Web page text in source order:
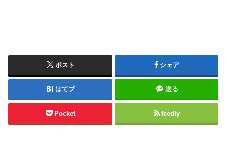
ポスト シェア
はてブ 送る
Pocket feedly